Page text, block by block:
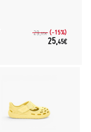
29,95€ (-15%)
25,45€